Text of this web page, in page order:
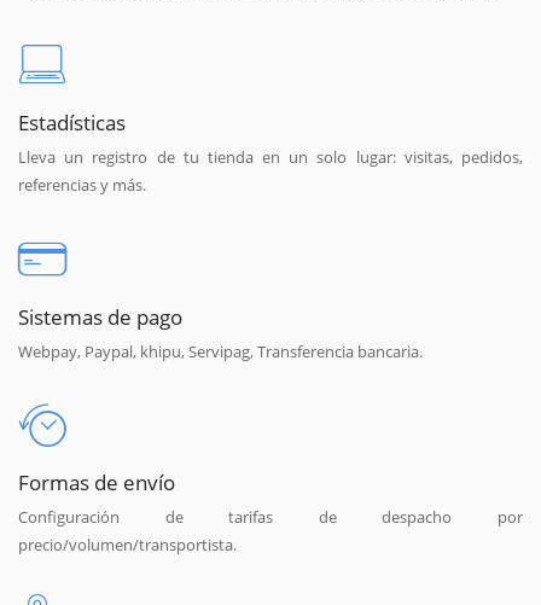
Estadísticas
Lleva un registro de tu tienda en un solo lugar: visitas, pedidos,
referencias y más.
Sistemas de pago
Webpay, Paypal, khipu, Servipag, Transferencia bancaria.
Formas de envío
Configuración de tarifas de despacho por
precio/volumen/transportista.